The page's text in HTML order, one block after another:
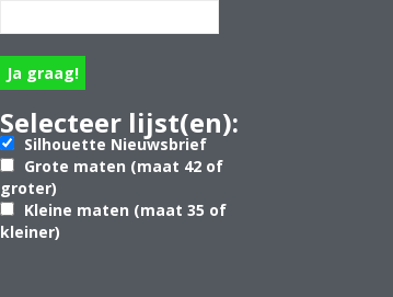
Selecteer lijst(en):
Silhouette Nieuwsbrief
Grote maten (maat 42 of
groter)
Kleine maten (maat 35 of
kleiner)